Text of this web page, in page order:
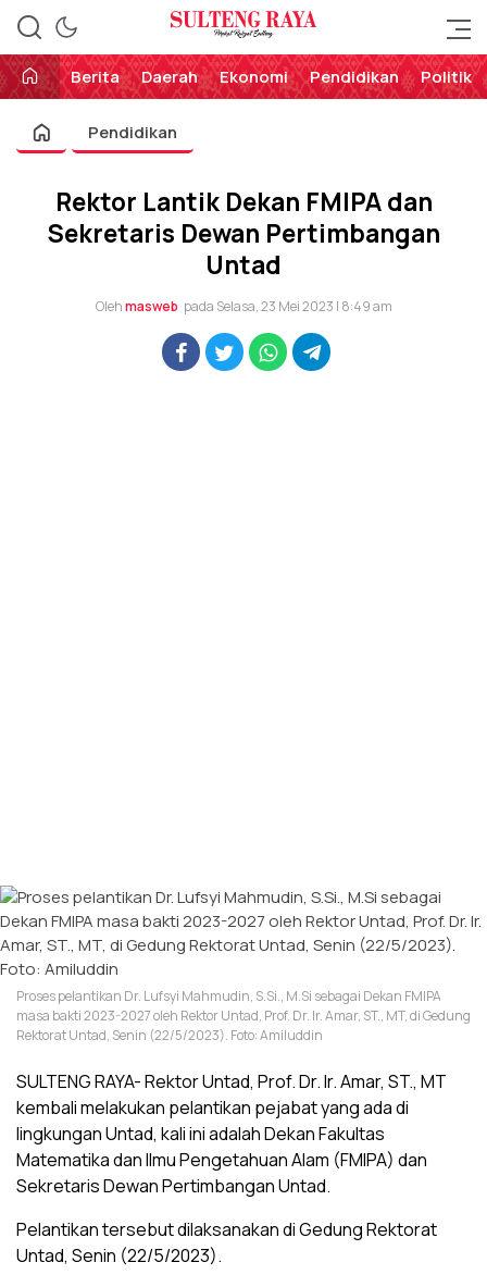
Sulteng Raya
Perekat Rakyat Sulteng
Berita
Daerah Ekonomi Pendidikan Politik
Pendidikan
Rektor Lantik Dekan FMIPA dan
Sekretaris Dewan Pertimbangan
Untad
Olehmasweb pada Selasa, 23 Mei 2023 | 8:49 am
Proses pelantikan Dr. Lufsyi Mahmudin, S.Si., M.Si sebagai Dekan FMIPA
masa bakti 2023-2027 oleh Rektor Untad, Prof. Dr. Ir. Amar, ST., MT, di Gedung
Rektorat Untad, Senin (22/5/2023). Foto: Amiluddin
SULTENG RAYA- Rektor Untad, Prof. Dr. Ir. Amar, ST., MT
kembali melakukan pelantikan pejabat yang ada di
lingkungan Untad, kali ini adalah Dekan Fakultas
Matematika dan Ilmu Pengetahuan Alam (FMIPA) dan
Sekretaris Dewan Pertimbangan Untad.
Pelantikan tersebut dilaksanakan di Gedung Rektorat
Untad, Senin (22/5/2023).